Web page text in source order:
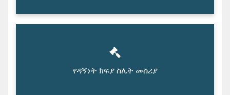
የዳኝነት ክፍያ ስሌት መስሪያ